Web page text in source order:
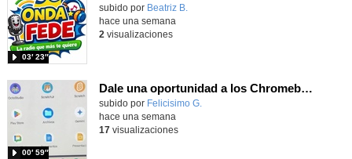
Contenido educativo.
subido por Beatriz B.
03′ 23″
hace una semana
2 visualizaciones
Dale una oportunidad a los Chromebooks y utiliza un proyector para realizar talleres si no tienes pantallas táctiles
Contenido educativo.
subido por Felicisimo G.
00′ 59″
hace una semana
17visualizaciones